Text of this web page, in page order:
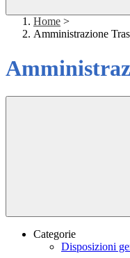
Home >
Amministrazione
Categorie
Disposizioni